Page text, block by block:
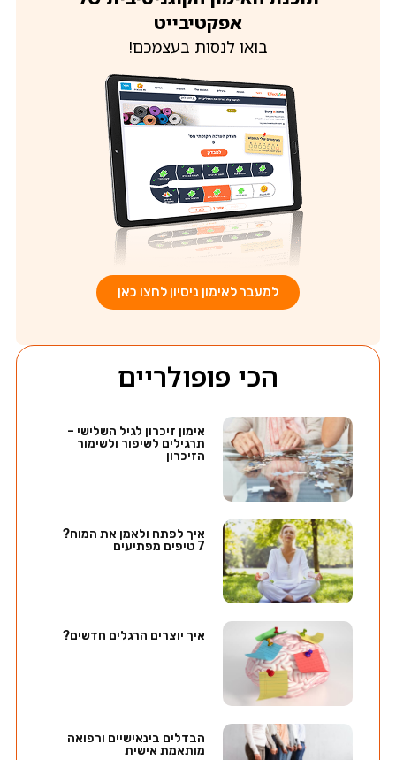
אפקטיבייט
בואו לנסות בעצמכם!
למעבר לאימון ניסיון לחצו כאן
הכי פופולריים
אימון זיכרון לגיל השלישי –
תרגילים לשיפור ולשימור
הזיכרון
איך לפתח ולאמן את המוח?
7 טיפים מפתיעים
איך יוצרים הרגלים חדשים?
הבדלים בינאישיים ורפואה
מותאמת אישית